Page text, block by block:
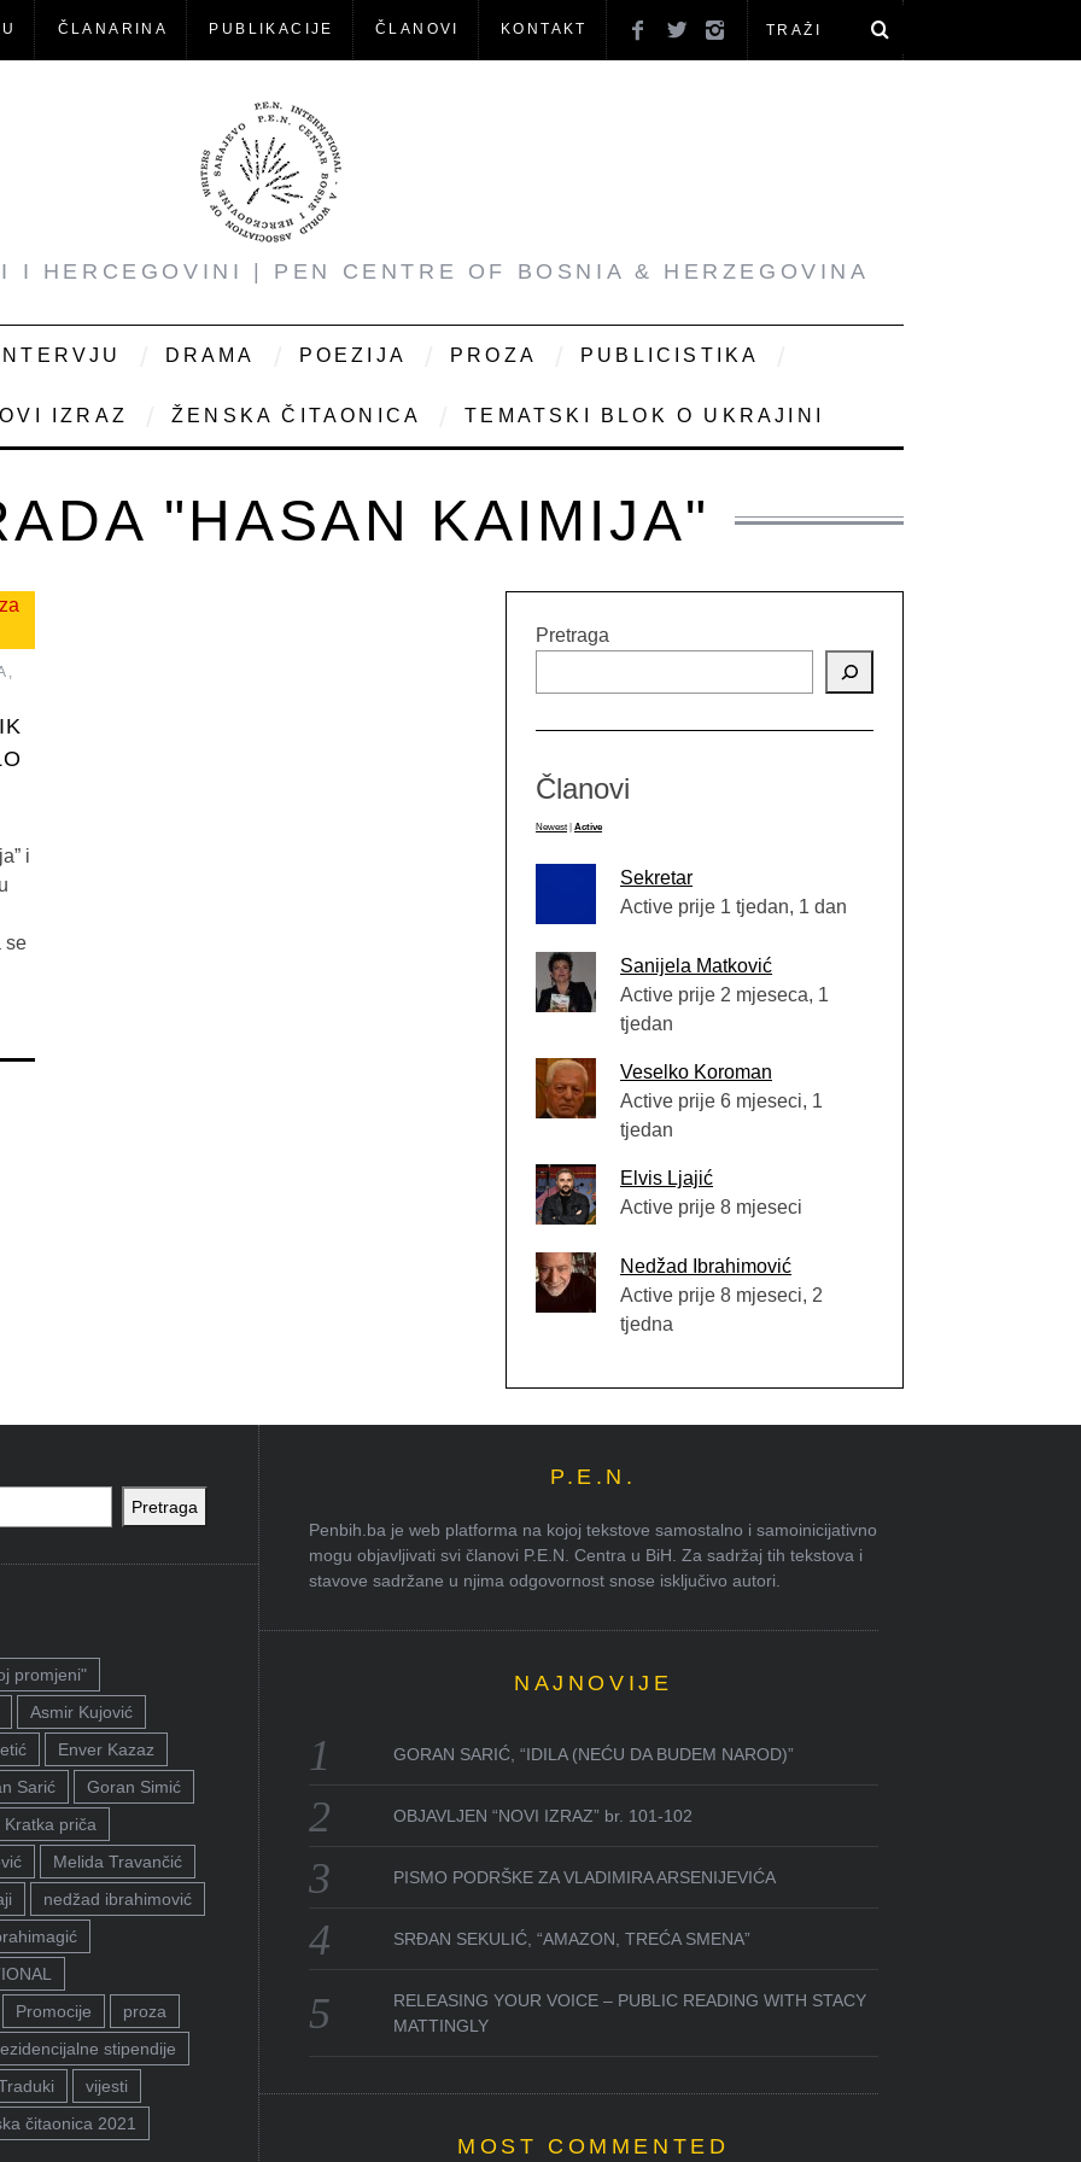
ČLANARINA PUBLIKACIJE ČLANOVI KONTAKT
I HERCEGOVINI | PEN CENTRE OF BOSNIA & HERZEGOVINA
INTERVJU DRAMA POEZIJA PROZA PUBLICISTIKA
IZRAZ ŽENSKA ČITAONICA TEMATSKI BLOK O UKRAJINI
"HASAN KAIMIJA"
,
i
se
Pretraga
Članovi
Newest Active
Sekretar
Active prije 1 tjedan, 1 dan
Sanijela Matković
Active prije 2 mjeseca, 1
tjedan
Veselko Koroman
Active prije 6 mjeseci, 1
tjedan
Elvis Ljajić
Active prije 8 mjeseci
Nedžad Ibrahimović
Active prije 8 mjeseci, 2
tjedna
Pretraga
promjeni"
Asmir Kujović
Enver Kazaz
Sarić
Goran Simić
Kratka priča
Melida Travančić
nedžad ibrahimović
Promocije
proza
stipendije
vijesti
čitaonica 2021
P.E.N.
Penbih.ba je web platforma na kojoj tekstove samostalno i samoinicijativno
mogu objavljivati svi članovi P.E.N. Centra u BiH. Za sadržaj tih tekstova i
stavove sadržane u njima odgovornost snose isključivo autori.
NAJNOVIJE
GORAN SARIĆ, “IDILA (NEĆU DA BUDEM NAROD)”
OBJAVLJEN “NOVI IZRAZ” br. 101-102
PISMO PODRŠKE ZA VLADIMIRA ARSENIJEVIĆA
SRĐAN SEKULIĆ, “AMAZON, TREĆA SMENA”
RELEASING YOUR VOICE – PUBLIC READING WITH STACY
MATTINGLY
MOST COMMENTED